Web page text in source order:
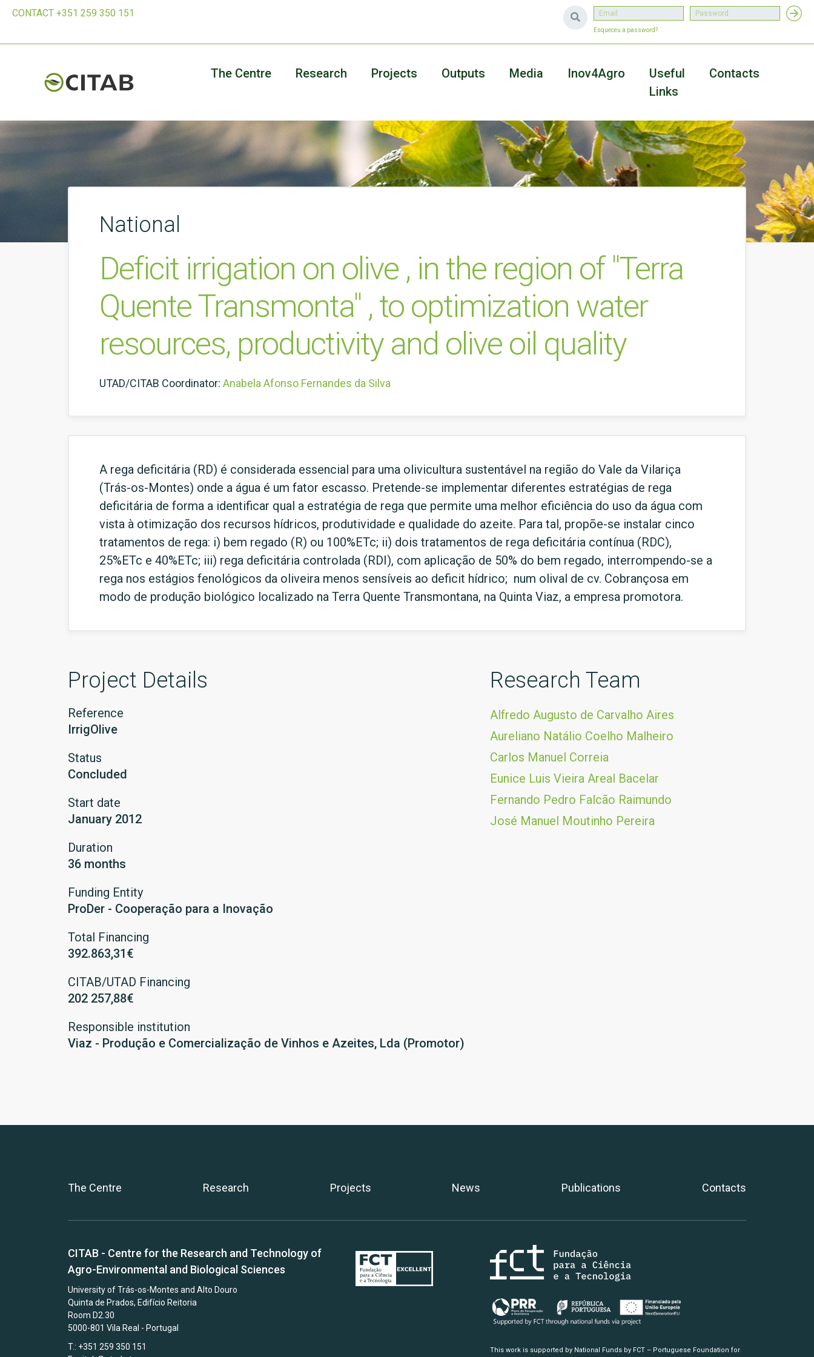
CONTACT +351 259 350 151
Esqueceu a password?
The Centre Research Projects Outputs Media Inov4Agro
Useful
Links
Contacts
National
Deficit irrigation on olive , in the region of "Terra
Quente Transmonta" , to optimization water
resources, productivity and olive oil quality
UTAD/CITAB Coordinator: Anabela Afonso Fernandes da Silva
A rega deficitária (RD) é considerada essencial para uma olivicultura sustentável na região do Vale da Vilariça
(Trás-os-Montes) onde a água é um fator escasso. Pretende-se implementar diferentes estratégias de rega
deficitária de forma a identificar qual a estratégia de rega que permite uma melhor eficiência do uso da água com
vista à otimização dos recursos hídricos, produtividade e qualidade do azeite. Para tal, propõe-se instalar cinco
tratamentos de rega: i) bem regado (R) ou 100%ETc; ii) dois tratamentos de rega deficitária contínua (RDC),
25%ETc e 40%ETc; iii) rega deficitária controlada (RDI), com aplicação de 50% do bem regado, interrompendo-se a
rega nos estágios fenológicos da oliveira menos sensíveis ao deficit hídrico; num olival de cv. Cobrançosa em
modo de produção biológico localizado na Terra Quente Transmontana, na Quinta Viaz, a empresa promotora.
Project Details
Reference
IrrigOlive
Status
Concluded
Start date
January 2012
Duration
36 months
Funding Entity
ProDer - Cooperação para a Inovação
Total Financing
392.863,31€
CITAB/UTAD Financing
202 257,88€
Responsible institution
Viaz - Produção e Comercialização de Vinhos e Azeites, Lda (Promotor)
Research Team
Alfredo Augusto de Carvalho Aires
Aureliano Natálio Coelho Malheiro
Carlos Manuel Correia
Eunice Luis Vieira Areal Bacelar
Fernando Pedro Falcão Raimundo
José Manuel Moutinho Pereira
The Centre Research Projects News Publications Contacts
CITAB - Centre for the Research and Technology of
Agro-Environmental and Biological Sciences
University of Trás-os-Montes and Alto Douro
Quinta de Prados, Edifício Reitoria
Room D2.30
5000-801 Vila Real - Portugal
T.: +351 259 350 151
This work is supported by National Funds by FCT – Portuguese Foundation for